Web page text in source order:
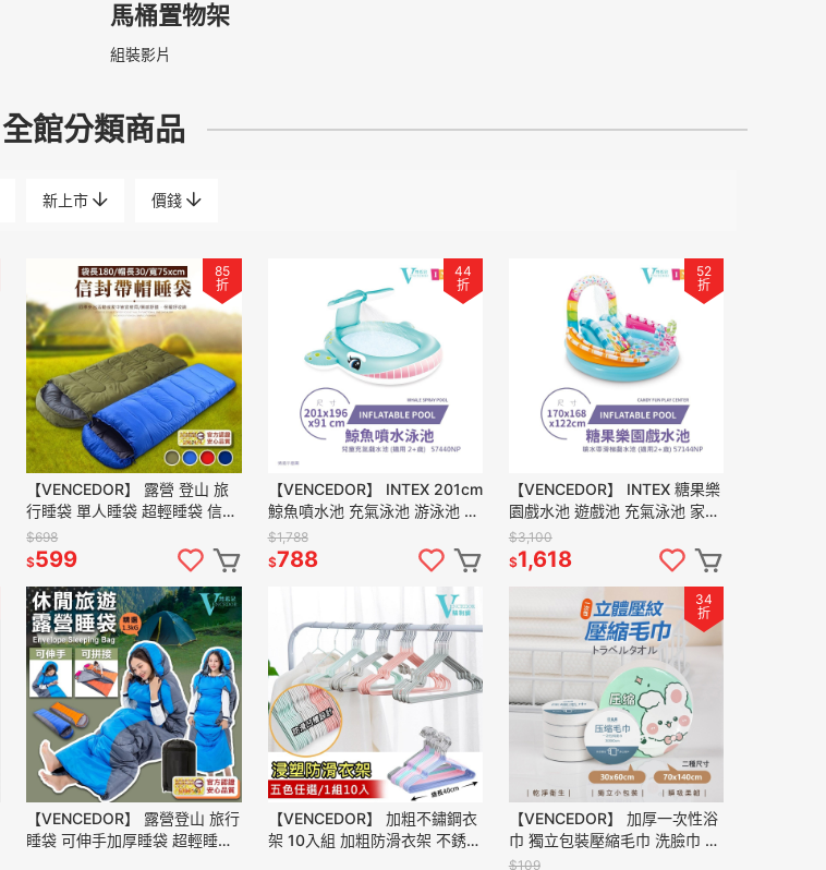
馬桶置物架
組裝影片
全館分類商品
新上市 價錢
85
折
【VENCEDOR】 露營 登山 旅
行睡袋 單人睡袋 超輕睡袋 信封
式帶帽成人戶外露營睡袋 現貨
滿499免運
$698
$599
44
折
【VENCEDOR】 INTEX 201cm
鯨魚噴水池 充氣泳池 游泳池 戲
水池 57440NP 現貨 滿499免
運
$1,788
$788
52
折
【VENCEDOR】 INTEX 糖果樂
園戲水池 遊戲池 充氣泳池 家庭
池 噴水池 57144NP 現貨 滿
499免運
$3,100
$1,618
【VENCEDOR】 露營登山 旅行
睡袋 可伸手加厚睡袋 超輕睡袋
【VENCEDOR】 加粗不鏽鋼衣
架 10入組 加粗防滑衣架 不銹鋼
34
折
【VENCEDOR】 加厚一次性浴
巾 獨立包裝壓縮毛巾 洗臉巾 拋
棄式毛巾 旅行毛巾 現貨 滿499
$109